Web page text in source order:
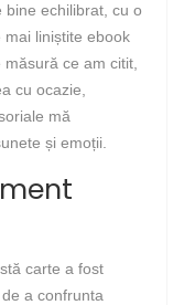
bine echilibrat, cu o
liniștite ebook
ce am citit,
cu ocazie,
mă
și emoții.
carte a fost
a confrunta